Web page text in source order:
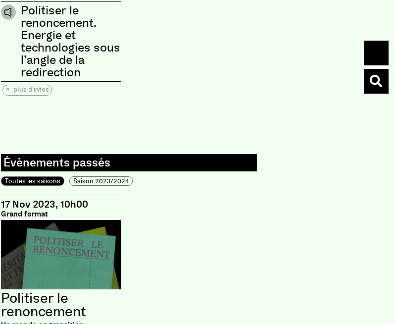
Politiser le
renoncement.
Energie et
technologies sous
l’angle de la
redirection
plus d'infos
Toutes les saisons Saison 2023/2024
17 Nov 2023, 10h00
Grand format
Politiser le
renoncement